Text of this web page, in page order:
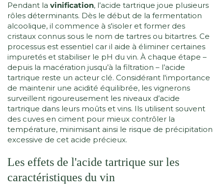
Pendant la vinification, l’acide tartrique joue plusieurs
rôles déterminants. Dès le début de la fermentation
alcoolique, il commence à s'isoler et former des
cristaux connus sous le nom de tartres ou bitartres. Ce
processus est essentiel car il aide à éliminer certaines
impuretés et stabiliser le pH du vin. À chaque étape –
depuis la macération jusqu’à la filtration – l’acide
tartrique reste un acteur clé. Considérant l'importance
de maintenir une acidité équilibrée, les vignerons
surveillent rigoureusement les niveaux d’acide
tartrique dans leurs moûts et vins. Ils utilisent souvent
des cuves en ciment pour mieux contrôler la
température, minimisant ainsi le risque de précipitation
excessive de cet acide précieux.
Les effets de l'acide tartrique sur les
caractéristiques du vin